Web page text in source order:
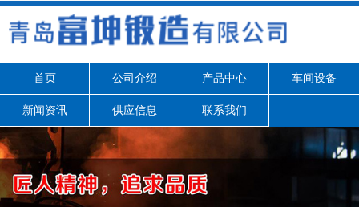
首页 公司介绍 产品中心 车间设备
新闻资讯 供应信息 联系我们